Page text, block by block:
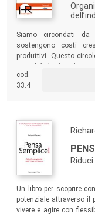
Siamo circondati
sostengono costi
produttivi. Questo
Thinkers360,
trasformazione a chi sa
cod.
33.4
Un libro per scoprire
potenziale attraverso il
vivere e agire con